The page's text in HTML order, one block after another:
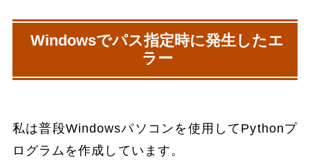
Windowsでパス指定時に発生したエ
ラー
私は普段Windowsパソコンを使用してPythonプ
ログラムを作成しています。